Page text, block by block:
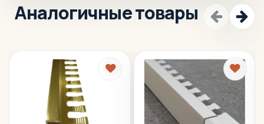
Аналогичные товары